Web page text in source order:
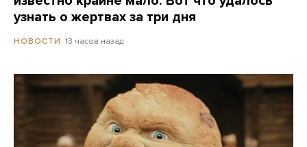
узнать о жертвах за три дня
НОВОСТИ 13 часов назад